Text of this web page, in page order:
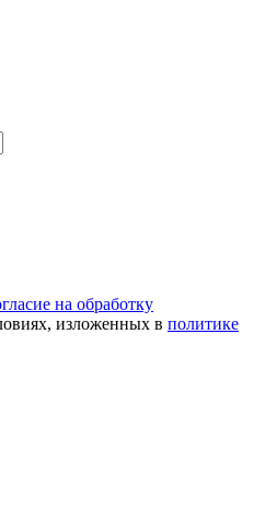
на обработку
изложенных в политике